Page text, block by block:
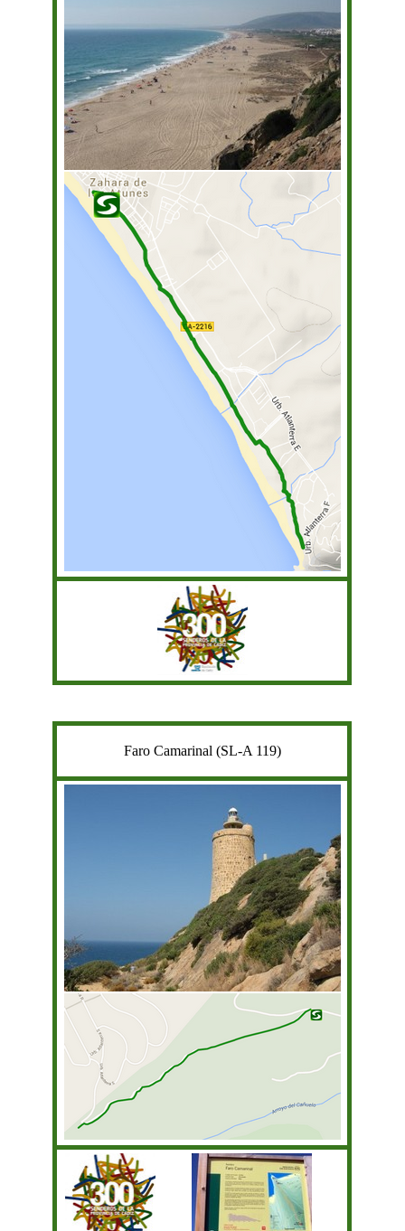
Faro Camarinal (SL-A 119)